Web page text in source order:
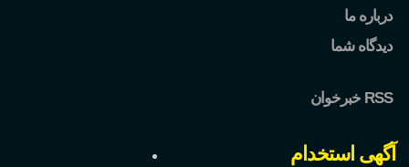
درباره ما
دیدگاه شما
خبرخوان RSS
آگهی استخدام